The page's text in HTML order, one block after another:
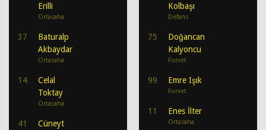
Erilli
Ortasaha
37
Baturalp
Akbaydar
Ortasaha
14
Celal
Toktay
Ortasaha
41
Cüneyt
Kolbaşı
Defans
75
Doğancan
Kalyoncu
Forvet
99 Emre Işık
Forvet
11 Enes İlter
Ortasaha